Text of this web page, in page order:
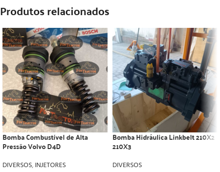
Produtos relacionados
Bomba Combustível de Alta
Pressão Volvo D4D
DIVERSOS,INJETORES
Bomba Hidráulica Linkbelt 210X2
210X3
DIVERSOS